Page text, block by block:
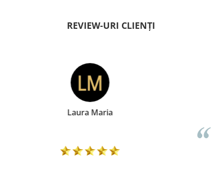
REVIEW-URI CLIENȚI
Doina Georgescu